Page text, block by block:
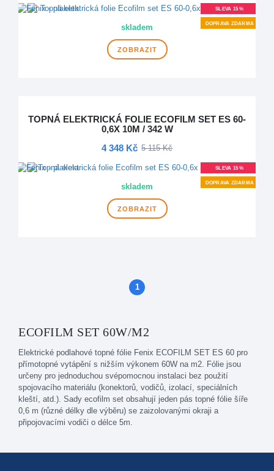
SLEVA 15 %
DOPRAVA ZDARMA
skladem
ZOBRAZIT
TOPNÁ ELEKTRICKÁ FOLIE ECOFILM SET ES 60-
0,6X 10M / 342 W
4 348 Kč 5 115 Kč
SLEVA 15 %
DOPRAVA ZDARMA
skladem
ZOBRAZIT
1
(aktuální)
ECOFILM SET 60W/M2
Elektrické podlahové topné fólie Fenix ECOFILM SET ES 60 pro
přímotopné vytápění s nižším výkonem 60W na m2. Fólie jsou
určeny pro jednoduchou svépomocnou instalaci bez použití
spojovacího materiálu (konektorů, vodičů, izolací, speciálních
kleští, atd.). Sady ecofilm set obsahují jeden pás topné fólie šíře
0,6 m (různé délky dle výběru) se zaizolovanými okraji a
připojovacími vodiči o délce 5m.